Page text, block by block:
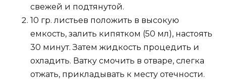
свежей и подтянутой.
10 гр. листьев положить в высокую
емкость, залить кипятком (50 мл), настоять
30 минут. Затем жидкость процедить и
охладить. Ватку смочить в отваре, слегка
отжать, прикладывать к месту отечности.